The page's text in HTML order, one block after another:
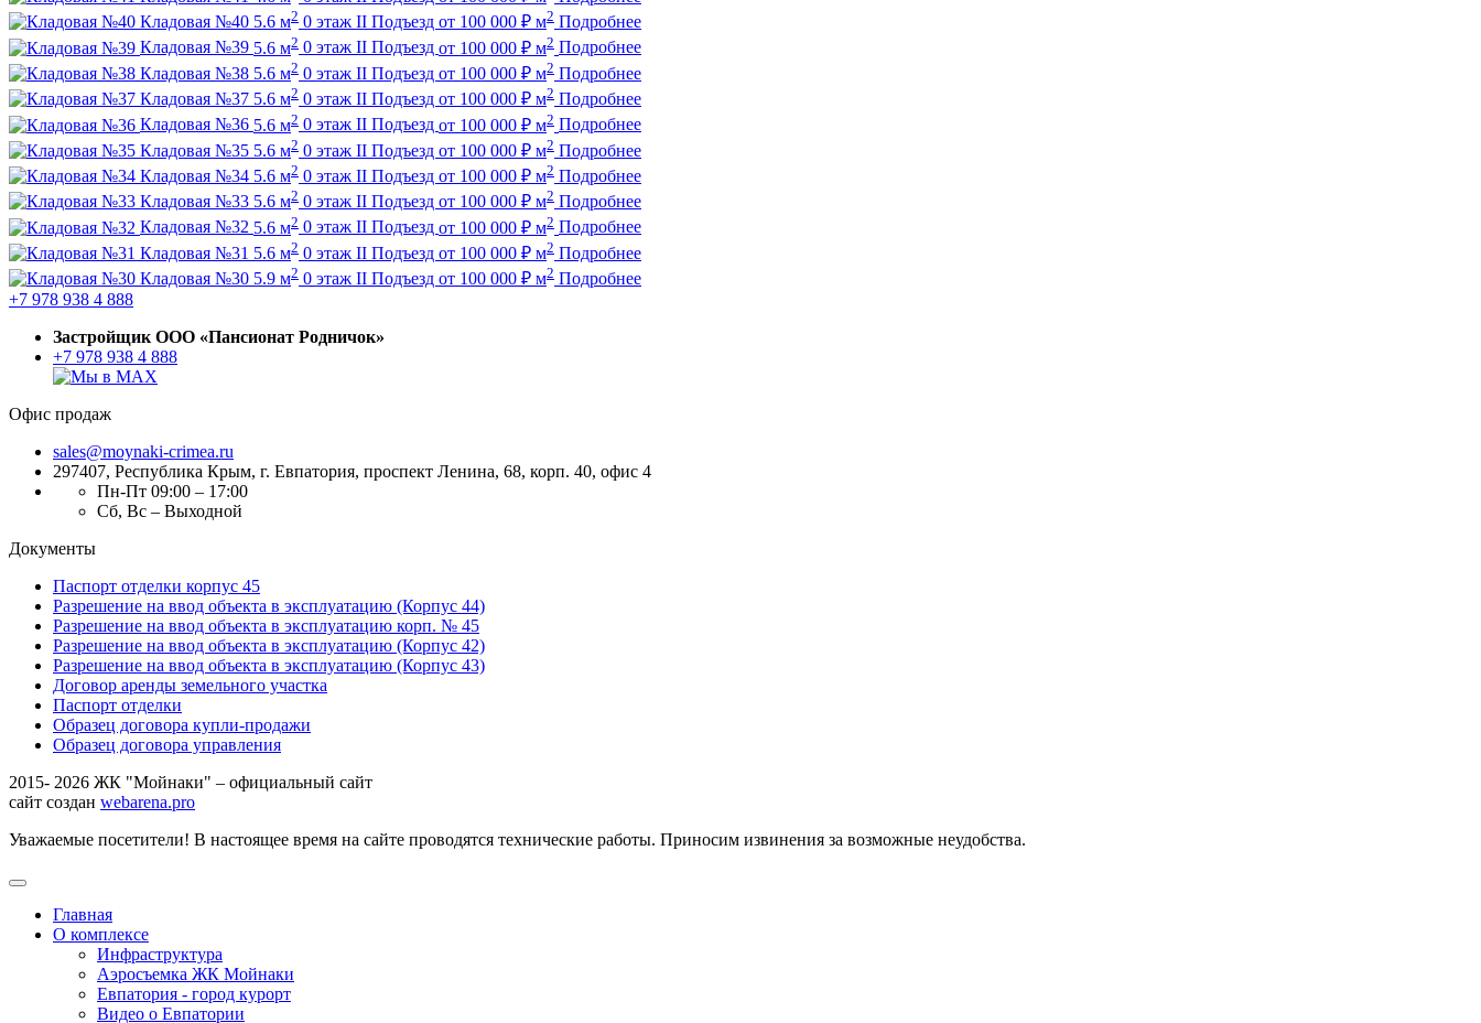
Кладовая №40 5.6 м2 0 этаж II Подъезд от 100 000 ₽ м2 Подробнее
Кладовая №39 5.6 м2 0 этаж II Подъезд от 100 000 ₽ м2 Подробнее
Кладовая №38 5.6 м2 0 этаж II Подъезд от 100 000 ₽ м2 Подробнее
Кладовая №37 5.6 м2 0 этаж II Подъезд от 100 000 ₽ м2 Подробнее
Кладовая №36 5.6 м2 0 этаж II Подъезд от 100 000 ₽ м2 Подробнее
Кладовая №35 5.6 м2 0 этаж II Подъезд от 100 000 ₽ м2 Подробнее
Кладовая №34 5.6 м2 0 этаж II Подъезд от 100 000 ₽ м2 Подробнее
Кладовая №33 5.6 м2 0 этаж II Подъезд от 100 000 ₽ м2 Подробнее
Кладовая №32 5.6 м2 0 этаж II Подъезд от 100 000 ₽ м2 Подробнее
Кладовая №31 5.6 м2 0 этаж II Подъезд от 100 000 ₽ м2 Подробнее
Кладовая №30 5.9 м2 0 этаж II Подъезд от 100 000 ₽ м2 Подробнее
+7 978 938 4 888
Застройщик ООО «Пансионат Родничок»
+7 978 938 4 888
Офис продаж
sales@moynaki-crimea.ru
297407, Республика Крым, г. Евпатория, проспект Ленина, 68, корп. 40, офис 4
Пн-Пт 09:00 – 17:00
Сб, Вс – Выходной
Документы
Паспорт отделки корпус 45
Разрешение на ввод объекта в эксплуатацию (Корпус 44)
Разрешение на ввод объекта в эксплуатацию корп. № 45
Разрешение на ввод объекта в эксплуатацию (Корпус 42)
Разрешение на ввод объекта в эксплуатацию (Корпус 43)
Договор аренды земельного участка
Паспорт отделки
Образец договора купли-продажи
Образец договора управления
2015- 2026 ЖК "Мойнаки" – официальный сайт
сайт создан webarena.pro
Уважаемые посетители! В настоящее время на сайте проводятся технические работы. Приносим извинения за возможные неудобства.
Главная
О комплексе
Инфраструктура
Аэросъемка ЖК Мойнаки
Евпатория - город курорт
Видео о Евпатории